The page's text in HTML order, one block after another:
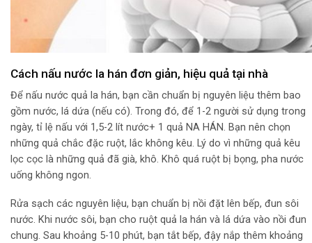
Cách nấu nước la hán đơn giản, hiệu quả tại nhà
Để nấu nước quả la hán, bạn cần chuẩn bị nguyên liệu thêm bao
gồm nước, lá dứa (nếu có). Trong đó, để 1-2 người sử dụng trong
ngày, tỉ lệ nấu với 1,5-2 lít nước+ 1 quả NA HÁN. Bạn nên chọn
những quả chắc đặc ruột, lắc không kêu. Lý do vì những quả kêu
lọc cọc là những quả đã già, khô. Khô quá ruột bị bọng, pha nước
uống không ngon.
Rửa sạch các nguyên liệu, bạn chuẩn bị nồi đặt lên bếp, đun sôi
nước. Khi nước sôi, bạn cho ruột quả la hán và lá dứa vào nồi đun
chung. Sau khoảng 5-10 phút, bạn tắt bếp, đậy nắp thêm khoảng